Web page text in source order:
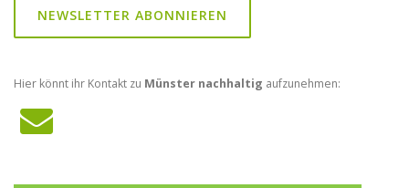
NEWSLETTER ABONNIEREN
Hier könnt ihr Kontakt zu Münster nachhaltig aufzunehmen: